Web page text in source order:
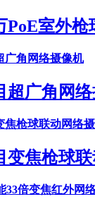
PoE室外
超广角网
变焦枪球